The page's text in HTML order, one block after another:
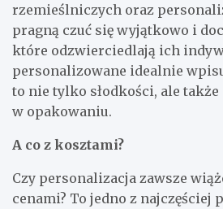
rzemieślniczych oraz
pragną czuć się wyjątkowo i
które odzwierciedlają ich
personalizowane idealnie
to nie tylko słodkości, ale
w opakowaniu.
A co z kosztami?
Czy personalizacja zawsze
cenami? To jedno z najczęściej